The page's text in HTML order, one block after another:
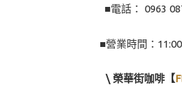
■電話： 0963
■營業時間：
\ 榮華街咖啡【